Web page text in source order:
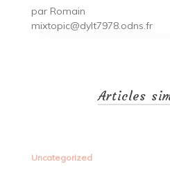
par Romain
mixtopic@dylt7978.odns.fr
Articles
Uncategorized